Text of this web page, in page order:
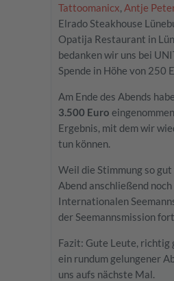
Tattoomanicx, Antje
Elrado Steakhouse
Opatija Restaurant in
bedanken wir uns bei
Spende in Höhe von 250
Am Ende des Abends
3.500 Euro
Ergebnis, mit dem wir
tun können.
Weil die Stimmung so
Abend anschließend noch
Internationalen
der Seemannsmission
Fazit: Gute Leute, richtig
ein rundum gelungener
uns aufs nächste Mal.